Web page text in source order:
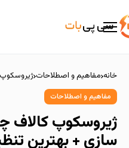
خانه مفاهیم و اصطلاحات
بهترین
مفاهیم و اصطلاحات
ژیروسکوپ کالاف
سازی + بهترین